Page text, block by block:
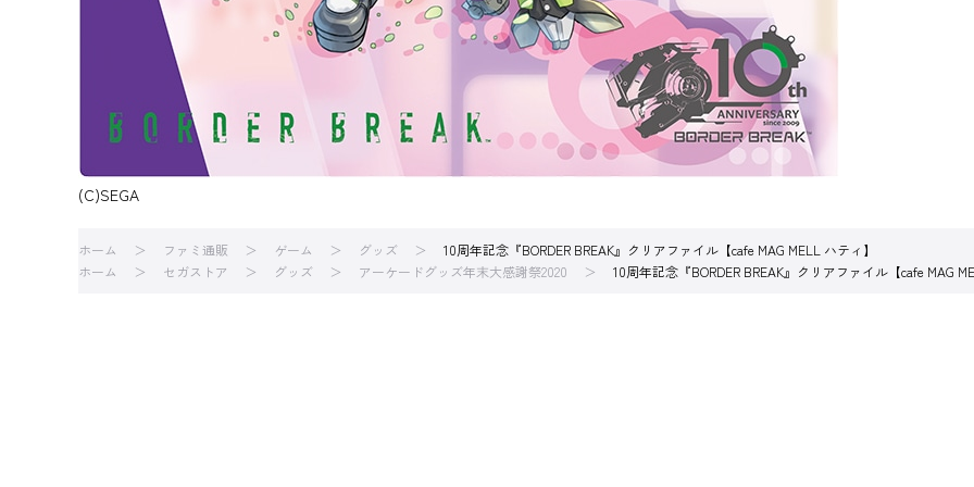
(C)SEGA
ホーム ファミ通販 ゲーム グッズ
10周年記念『BORDER BREAK』クリアファイル【cafe MAG MELL ハティ】
ホーム
セガストア グッズ アーケードグッズ年末大感謝祭2020 10周年記念『BORDER BREAK』クリアファイル【cafe MAG